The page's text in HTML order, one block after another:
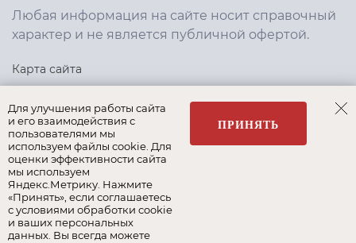
Любая информация на сайте носит справочный
характер и не является публичной офертой.
Карта сайта
Политика конфиденциальности
Создание сайта,интернет-маркетинг
Наши бренды:
Для улучшения работы сайта
и его взаимодействия с
пользователями мы
используем файлы cookie. Для
оценки эффективности сайта
мы используем
Яндекс.Метрику. Нажмите
«Принять», если соглашаетесь
с условиями обработки cookie
и ваших персональных
данных. Вы всегда можете
ПРИНЯТЬ